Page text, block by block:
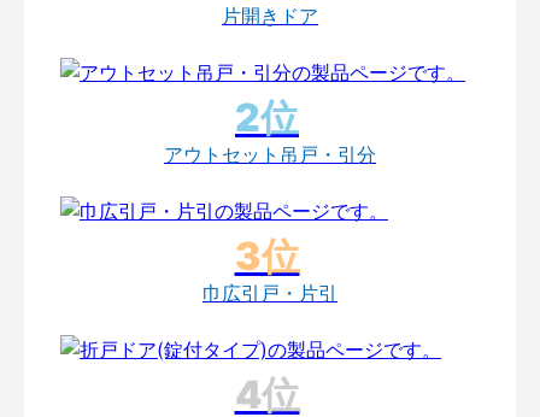
片開きドア
アウトセット吊戸・引分
巾広引戸・片引